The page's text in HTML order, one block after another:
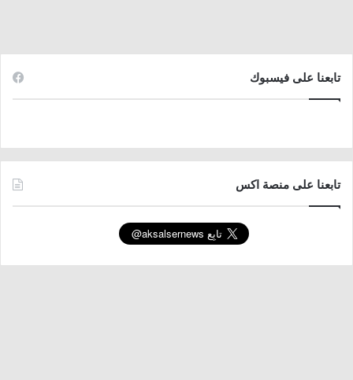
تابعنا على فيسبوك
تابعنا على منصة اكس